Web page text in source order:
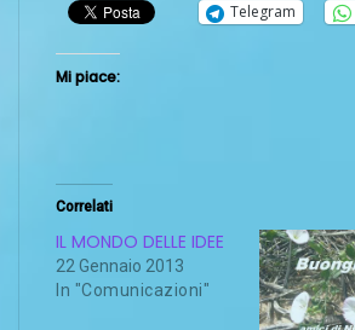
Telegram
Mi piace:
Correlati
IL MONDO DELLE IDEE
22 Gennaio 2013
In "Comunicazioni"